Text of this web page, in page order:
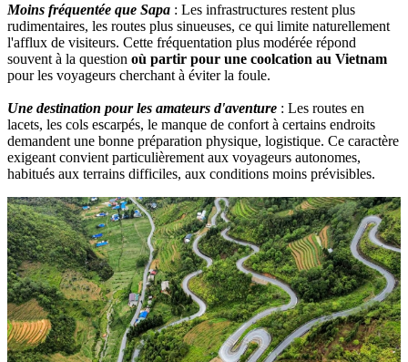
Moins fréquentée que Sapa : Les infrastructures restent plus
rudimentaires, les routes plus sinueuses, ce qui limite naturellement
l'afflux de visiteurs. Cette fréquentation plus modérée répond
souvent à la question où partir pour une coolcation au Vietnam
pour les voyageurs cherchant à éviter la foule.
Une destination pour les amateurs d'aventure : Les routes en
lacets, les cols escarpés, le manque de confort à certains endroits
demandent une bonne préparation physique, logistique. Ce caractère
exigeant convient particulièrement aux voyageurs autonomes,
habitués aux terrains difficiles, aux conditions moins prévisibles.